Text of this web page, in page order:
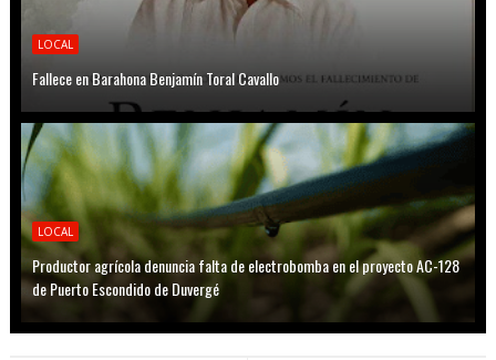
LOCAL
Fallece en Barahona Benjamín Toral Cavallo
LOCAL
Productor agrícola denuncia falta de electrobomba en el proyecto AC-128
de Puerto Escondido de Duvergé